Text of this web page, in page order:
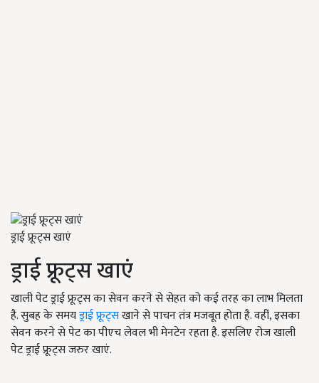
ड्राई फ्रूट्स खाएं
ड्राई फ्रूट्स खाएं
खाली पेट ड्राई फ्रूट्स का सेवन करने से सेहत को कई तरह का लाभ मिलता
है. सुबह के समयड्राई फ्रूट्सखाने से पाचन तंत्र मजबूत होता है. वहीं, इसका
सेवन करने से पेट का पीएच लेवल भी मेनटेन रहता है. इसलिए रोज खाली
पेट ड्राई फ्रूट्स जरुर खाएं.